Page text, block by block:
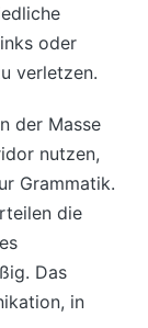
oder
verletzen.
der Masse
nutzen,
Grammatik.
die
Das
in